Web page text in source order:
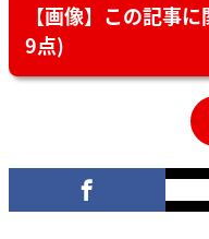
【画像】この記事
9点)